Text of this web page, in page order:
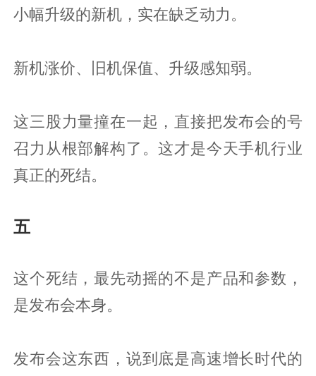
小幅升级的新机，实在缺乏动力。
新机涨价、旧机保值、升级感知弱。
这三股力量撞在一起，直接把发布会的号
召力从根部解构了。这才是今天手机行业
真正的死结。
五
这个死结，最先动摇的不是产品和参数，
是发布会本身。
发布会这东西，说到底是高速增长时代的